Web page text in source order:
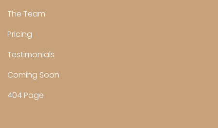
The Team
Pricing
Testimonials
Coming Soon
404 Page